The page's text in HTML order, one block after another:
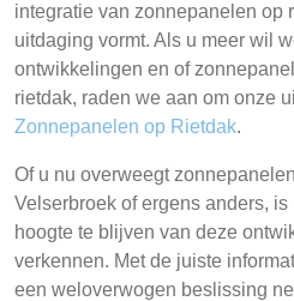
integratie van zonnepanelen op
uitdaging vormt. Als u meer wil
ontwikkelingen en of
rietdak, raden we aan om onze
Zonnepanelen op Rietdak.
Of u nu overweegt
Velserbroek of ergens anders,
hoogte te blijven van deze
verkennen. Met de juiste
een weloverwogen beslissing